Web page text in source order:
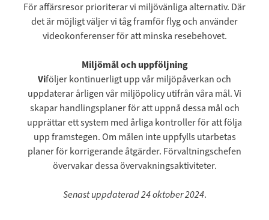
För affärsresor prioriterar vi miljövänliga alternativ. Där
det är möjligt väljer vi tåg framför flyg och använder
videokonferenser för att minska resebehovet.
Miljömål och uppföljning
‍Viföljer kontinuerligt upp vår miljöpåverkan och
uppdaterar årligen vår miljöpolicy utifrån våra mål. Vi
skapar handlingsplaner för att uppnå dessa mål och
upprättar ett system med årliga kontroller för att följa
upp framstegen. Om målen inte uppfylls utarbetas
planer för korrigerande åtgärder. Förvaltningschefen
övervakar dessa övervakningsaktiviteter.
Senast uppdaterad 24 oktober 2024.